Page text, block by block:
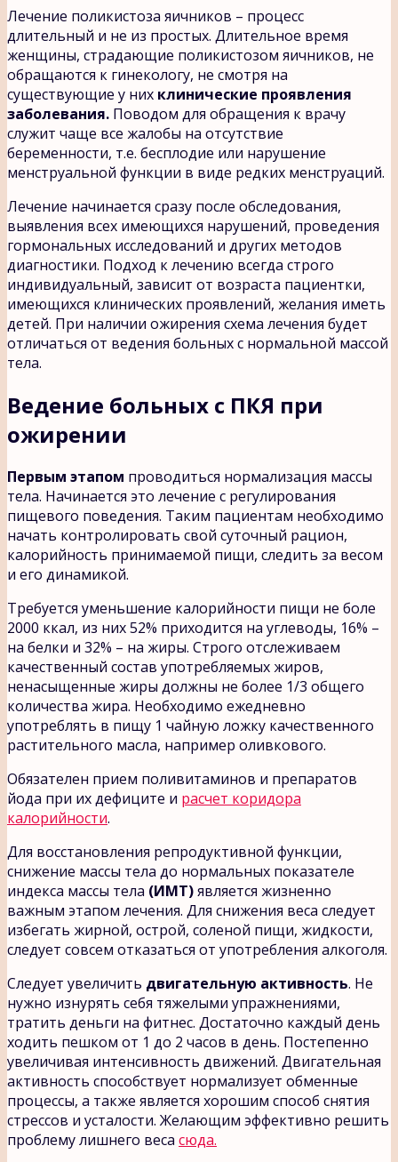
Лечение поликистоза яичников – процесс
длительный и не из простых. Длительное время
женщины, страдающие поликистозом яичников, не
обращаются к гинекологу, не смотря на
существующие у них клинические проявления
заболевания. Поводом для обращения к врачу
служит чаще все жалобы на отсутствие
беременности, т.е. бесплодие или нарушение
менструальной функции в виде редких менструаций.
Лечение начинается сразу после обследования,
выявления всех имеющихся нарушений, проведения
гормональных исследований и других методов
диагностики. Подход к лечению всегда строго
индивидуальный, зависит от возраста пациентки,
имеющихся клинических проявлений, желания иметь
детей. При наличии ожирения схема лечения будет
отличаться от ведения больных с нормальной массой
тела.
Ведение больных с ПКЯ при
ожирении
Первым этапом проводиться нормализация массы
тела. Начинается это лечение с регулирования
пищевого поведения. Таким пациентам необходимо
начать контролировать свой суточный рацион,
калорийность принимаемой пищи, следить за весом
и его динамикой.
Требуется уменьшение калорийности пищи не боле
2000 ккал, из них 52% приходится на углеводы, 16% –
на белки и 32% – на жиры. Строго отслеживаем
качественный состав употребляемых жиров,
ненасыщенные жиры должны не более 1/3 общего
количества жира. Необходимо ежедневно
употреблять в пищу 1 чайную ложку качественного
растительного масла, например оливкового.
Обязателен прием поливитаминов и препаратов
йода при их дефиците и расчет коридора
калорийности.
Для восстановления репродуктивной функции,
снижение массы тела до нормальных показателе
индекса массы тела (ИМТ)является жизненно
важным этапом лечения. Для снижения веса следует
избегать жирной, острой, соленой пищи, жидкости,
следует совсем отказаться от употребления алкоголя.
Следует увеличить двигательную активность. Не
нужно изнурять себя тяжелыми упражнениями,
тратить деньги на фитнес. Достаточно каждый день
ходить пешком от 1 до 2 часов в день. Постепенно
увеличивая интенсивность движений. Двигательная
активность способствует нормализует обменные
процессы, а также является хорошим способ снятия
стрессов и усталости. Желающим эффективно решить
проблему лишнего веса сюда.